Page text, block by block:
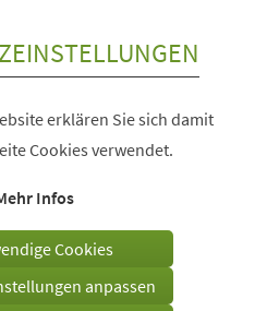
erklären Sie sich damit
Cookies verwendet.
Infos
Cookies
anpassen